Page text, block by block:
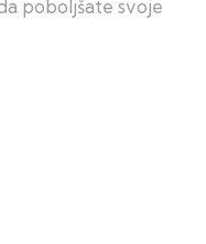
poboljšate svoje